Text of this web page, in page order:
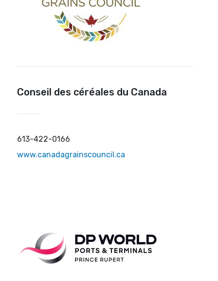
Conseil des céréales du Canada
613-422-0166
www.canadagrainscouncil.ca